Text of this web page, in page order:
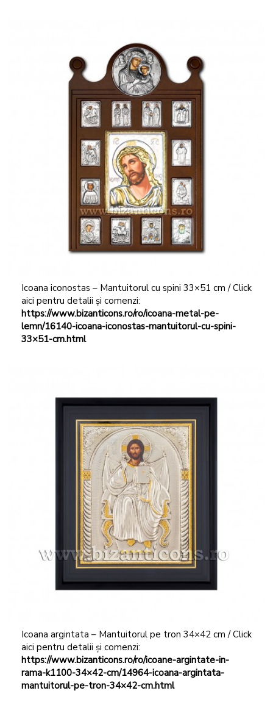
Icoana iconostas – Mantuitorul cu spini 33×51 cm / Click
aici pentru detalii și comenzi:
https://www.bizanticons.ro/ro/icoana-metal-pe-
lemn/16140-icoana-iconostas-mantuitorul-cu-spini-
33×51-cm.html
Icoana argintata – Mantuitorul pe tron 34×42 cm / Click
aici pentru detalii și comenzi:
https://www.bizanticons.ro/ro/icoane-argintate-in-
rama-k1100-34×42-cm/14964-icoana-argintata-
mantuitorul-pe-tron-34×42-cm.html